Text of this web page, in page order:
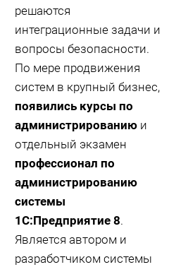
решаются
интеграционные задачи и
вопросы безопасности.
По мере продвижения
систем в крупный бизнес,
появились курсы по
администрированиюи
отдельный экзамен
профессионал по
администрированию
системы
1С:Предприятие 8.
Является автором и
разработчиком системы